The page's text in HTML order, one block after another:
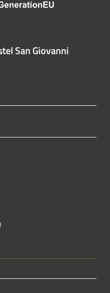
San Giovanni